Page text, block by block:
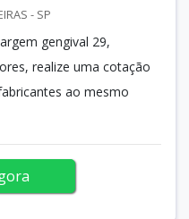
- SP
gengival 29,
realize uma cotação
ao mesmo